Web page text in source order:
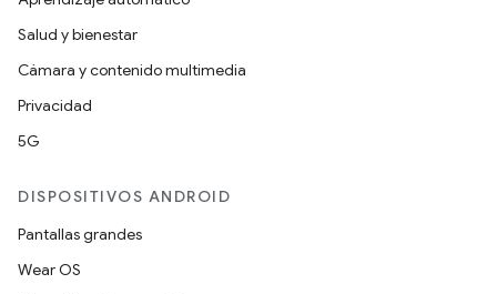
Salud y bienestar
Cámara y contenido multimedia
Privacidad
5G
DISPOSITIVOS ANDROID
Pantallas grandes
Wear OS